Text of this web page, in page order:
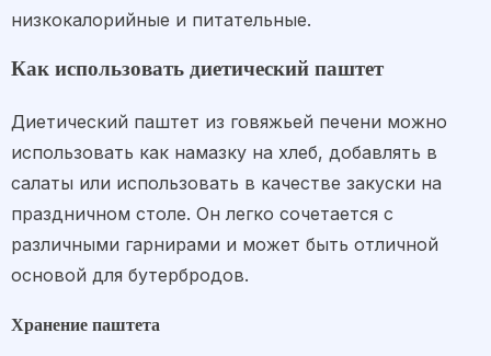
низкокалорийные и питательные.
Как использовать диетический паштет
Диетический паштет из говяжьей печени можно
использовать как намазку на хлеб, добавлять в
салаты или использовать в качестве закуски на
праздничном столе. Он легко сочетается с
различными гарнирами и может быть отличной
основой для бутербродов.
Хранение паштета